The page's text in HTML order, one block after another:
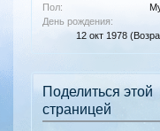
Пол:
День рождения:
12 окт 1978
Поделиться этой
страницей